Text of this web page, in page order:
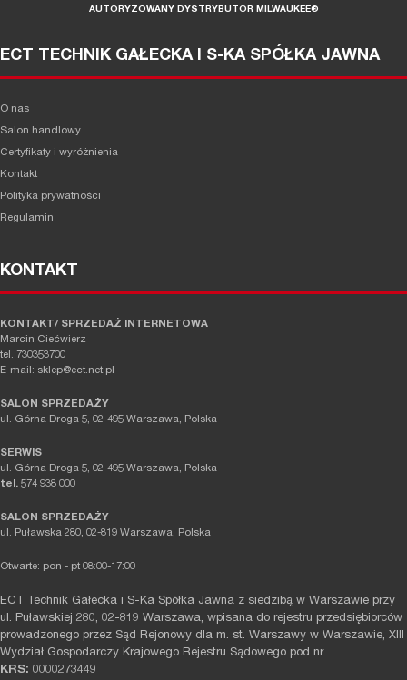
AUTORYZOWANY DYSTRYBUTOR MILWAUKEE®
ECT TECHNIK GAŁECKA I S-KA SPÓŁKA JAWNA
O nas
Salon handlowy
Certyfikaty i wyróżnienia
Kontakt
Polityka prywatności
Regulamin
KONTAKT
KONTAKT/ SPRZEDAŻ INTERNETOWA
Marcin Ciećwierz
tel. 730353700
E-mail: sklep@ect.net.pl
SALON SPRZEDAŻY
ul. Górna Droga 5, 02-495 Warszawa, Polska
SERWIS
ul. Górna Droga 5, 02-495 Warszawa, Polska
tel. 574 938 000
SALON SPRZEDAŻY
ul. Puławska 280, 02-819 Warszawa, Polska
Otwarte: pon - pt 08:00-17:00
ECT Technik Gałecka i S-Ka Spółka Jawna z siedzibą w Warszawie przy
ul. Puławskiej 280, 02-819 Warszawa, wpisana do rejestru przedsiębiorców
prowadzonego przez Sąd Rejonowy dla m. st. Warszawy w Warszawie, XIII
Wydział Gospodarczy Krajowego Rejestru Sądowego pod nr
KRS: 0000273449